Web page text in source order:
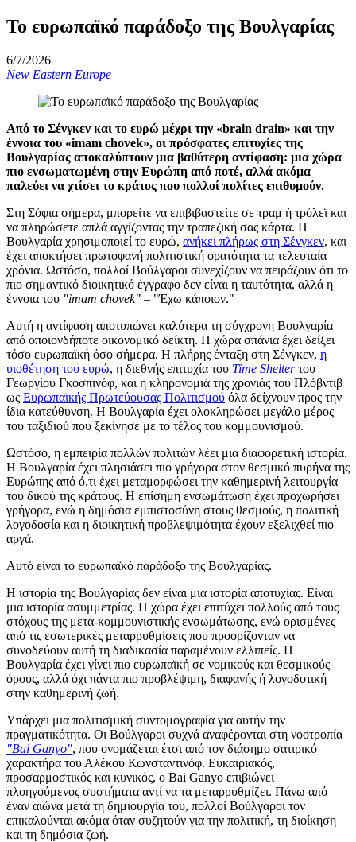
Το ευρωπαϊκό παράδοξο της Βουλγαρίας
6/7/2026
New Eastern Europe
Από το Σένγκεν και το ευρώ μέχρι την «brain drain» και την
έννοια του «imam chovek», οι πρόσφατες επιτυχίες της
Βουλγαρίας αποκαλύπτουν μια βαθύτερη αντίφαση: μια χώρα
πιο ενσωματωμένη στην Ευρώπη από ποτέ, αλλά ακόμα
παλεύει να χτίσει το κράτος που πολλοί πολίτες επιθυμούν.
Στη Σόφια σήμερα, μπορείτε να επιβιβαστείτε σε τραμ ή τρόλεϊ και
να πληρώσετε απλά αγγίζοντας την τραπεζική σας κάρτα. Η
Βουλγαρία χρησιμοποιεί το ευρώ, ανήκει πλήρως στη Σένγκεν, και
έχει αποκτήσει πρωτοφανή πολιτιστική ορατότητα τα τελευταία
χρόνια. Ωστόσο, πολλοί Βούλγαροι συνεχίζουν να πειράζουν ότι το
πιο σημαντικό διοικητικό έγγραφο δεν είναι η ταυτότητα, αλλά η
έννοια του "imam chovek" – "Έχω κάποιον."
Αυτή η αντίφαση αποτυπώνει καλύτερα τη σύγχρονη Βουλγαρία
από οποιονδήποτε οικονομικό δείκτη. Η χώρα σπάνια έχει δείξει
τόσο ευρωπαϊκή όσο σήμερα. Η πλήρης ένταξη στη Σένγκεν, η
υιοθέτηση του ευρώ, η διεθνής επιτυχία του Time Shelterτου
Γεωργίου Γκοσπινόφ, και η κληρονομιά της χρονιάς του Πλόβντιβ
ως Ευρωπαϊκής Πρωτεύουσας Πολιτισμού όλα δείχνουν προς την
ίδια κατεύθυνση. Η Βουλγαρία έχει ολοκληρώσει μεγάλο μέρος
του ταξιδιού που ξεκίνησε με το τέλος του κομμουνισμού.
Ωστόσο, η εμπειρία πολλών πολιτών λέει μια διαφορετική ιστορία.
Η Βουλγαρία έχει πλησιάσει πιο γρήγορα στον θεσμικό πυρήνα της
Ευρώπης από ό,τι έχει μεταμορφώσει την καθημερινή λειτουργία
του δικού της κράτους. Η επίσημη ενσωμάτωση έχει προχωρήσει
γρήγορα, ενώ η δημόσια εμπιστοσύνη στους θεσμούς, η πολιτική
λογοδοσία και η διοικητική προβλεψιμότητα έχουν εξελιχθεί πιο
αργά.
Αυτό είναι το ευρωπαϊκό παράδοξο της Βουλγαρίας.
Η ιστορία της Βουλγαρίας δεν είναι μια ιστορία αποτυχίας. Είναι
μια ιστορία ασυμμετρίας. Η χώρα έχει επιτύχει πολλούς από τους
στόχους της μετα-κομμουνιστικής ενσωμάτωσης, ενώ ορισμένες
από τις εσωτερικές μεταρρυθμίσεις που προορίζονταν να
συνοδεύουν αυτή τη διαδικασία παραμένουν ελλιπείς. Η
Βουλγαρία έχει γίνει πιο ευρωπαϊκή σε νομικούς και θεσμικούς
όρους, αλλά όχι πάντα πιο προβλέψιμη, διαφανής ή λογοδοτική
στην καθημερινή ζωή.
Υπάρχει μια πολιτισμική συντομογραφία για αυτήν την
πραγματικότητα. Οι Βούλγαροι συχνά αναφέρονται στη νοοτροπία
"Bai Ganyo", που ονομάζεται έτσι από τον διάσημο σατιρικό
χαρακτήρα του Αλέκου Κωνσταντινόφ. Ευκαιριακός,
προσαρμοστικός και κυνικός, ο Bai Ganyo επιβιώνει
πλοηγούμενος συστήματα αντί να τα μεταρρυθμίζει. Πάνω από
έναν αιώνα μετά τη δημιουργία του, πολλοί Βούλγαροι τον
επικαλούνται ακόμα όταν συζητούν για την πολιτική, τη διοίκηση
και τη δημόσια ζωή.